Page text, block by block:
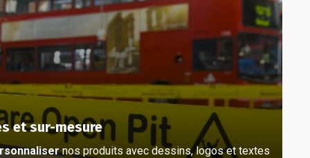
et sur-mesure
nos produits avec dessins, logos et textes